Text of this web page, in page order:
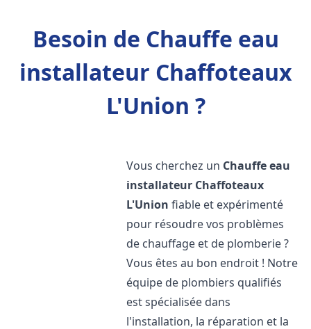
Besoin de Chauffe eau
installateur Chaffoteaux
L'Union ?
Vous cherchez un Chauffe eau
installateur Chaffoteaux
L'Union fiable et expérimenté
pour résoudre vos problèmes
de chauffage et de plomberie ?
Vous êtes au bon endroit ! Notre
équipe de plombiers qualifiés
est spécialisée dans
l'installation, la réparation et la